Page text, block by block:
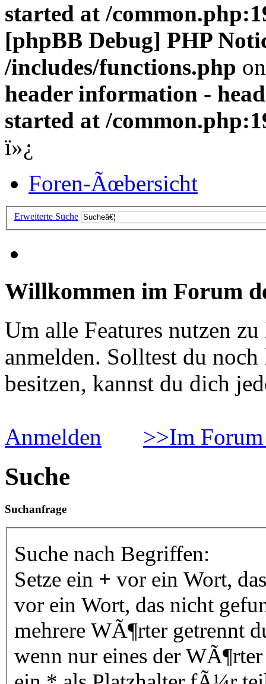
started at /
[phpBB Debug] PHP
/includes/functions.php
header information -
started at /
ï»¿
Foren-Ãœbersicht
Erweiterte Suche
Willkommen im Forum
Um alle Features nutzen
anmelden. Solltest du
besitzen, kannst du dich
Anmelden >>Im
Suche
Suchanfrage
Suche nach Begriffen:
Setze ein + vor ein Wort,
vor ein Wort, das nicht
mehrere WÃ¶rter getrennt
wenn nur eines der